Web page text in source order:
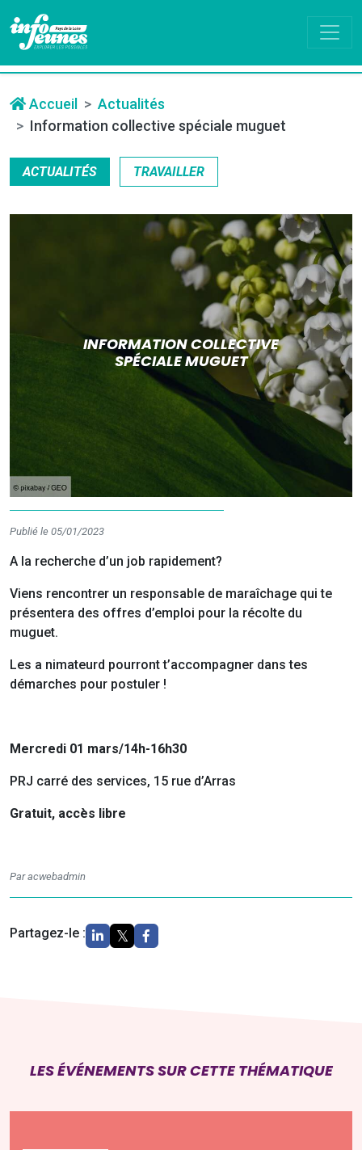
Accueil
Actualités
Information collective spéciale muguet
ACTUALITÉS TRAVAILLER
INFORMATION COLLECTIVE
SPÉCIALE MUGUET
Publié le 05/01/2023
A la recherche d’un job rapidement?
Viens rencontrer un responsable de maraîchage qui te
présentera des offres d’emploi pour la récolte du
muguet.
Les a nimateurd pourront t’accompagner dans tes
démarches pour postuler !
Mercredi 01 mars/14h-16h30
PRJ carré des services, 15 rue d’Arras
Gratuit, accès libre
Par acwebadmin
Partagez-le :
LES ÉVÉNEMENTS SUR CETTE THÉMATIQUE